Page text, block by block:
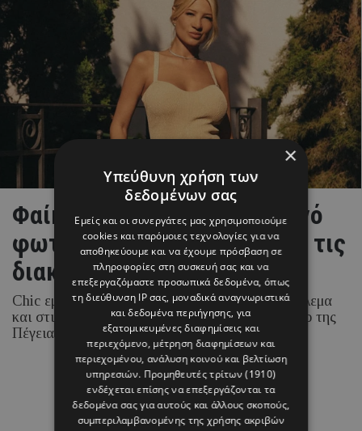
Φαίη Σκορδά: Το καλοκαιρινό
φωτογραφικό άλμπουμ από τις
διακοπές της στην Πάφο
Chic εμφανίσεις, βουτιές, ιππασία στο ηλιοβασίλεμα
και στιγμές χαλάρωσης σε πολυτελές ξενοδοχείο της
Πέγειας.
05 ΑΥΓΟΥΣΤΟΥ 26 - 12:01
Μαρία Καραμάνου
×
Υπεύθυνη χρήση των
δεδομένων σας
Εμείς και οι συνεργάτες μας χρησιμοποιούμε
cookies και παρόμοιες τεχνολογίες για να
αποθηκεύουμε και να έχουμε πρόσβαση σε
πληροφορίες στη συσκευή σας και να
επεξεργαζόμαστε προσωπικά δεδομένα, όπως
τη διεύθυνση IP σας, μοναδικά αναγνωριστικά
και δεδομένα περιήγησης, για
εξατομικευμένες διαφημίσεις και
περιεχόμενο, μέτρηση διαφημίσεων και
περιεχομένου, ανάλυση κοινού και βελτίωση
υπηρεσιών. Προμηθευτές τρίτων (1910)
ενδέχεται επίσης να επεξεργάζονται τα
δεδομένα σας για αυτούς και άλλους σκοπούς,
συμπεριλαμβανομένης της χρήσης ακριβών